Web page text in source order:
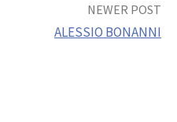
NEWER POST
ALESSIO BONANNI